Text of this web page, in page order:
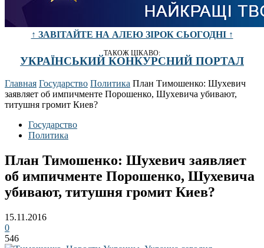
↑ ЗАВІТАЙТЕ НА АЛЕЮ ЗІРОК СЬОГОДНІ ↑
ТАКОЖ ЦІКАВО:
УКРАЇНСЬКИЙ КОНКУРСНИЙ ПОРТАЛ
Главная Государство Политика План Тимошенко: Шухевич
заявляет об импичменте Порошенко, Шухевича убивают,
титушня громит Киев?
Государство
Политика
План Тимошенко: Шухевич заявляет
об импичменте Порошенко, Шухевича
убивают, титушня громит Киев?
15.11.2016
0
546